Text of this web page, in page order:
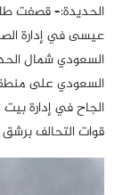
الحديدة:– قصفت
السعودي على
قوات التحالف